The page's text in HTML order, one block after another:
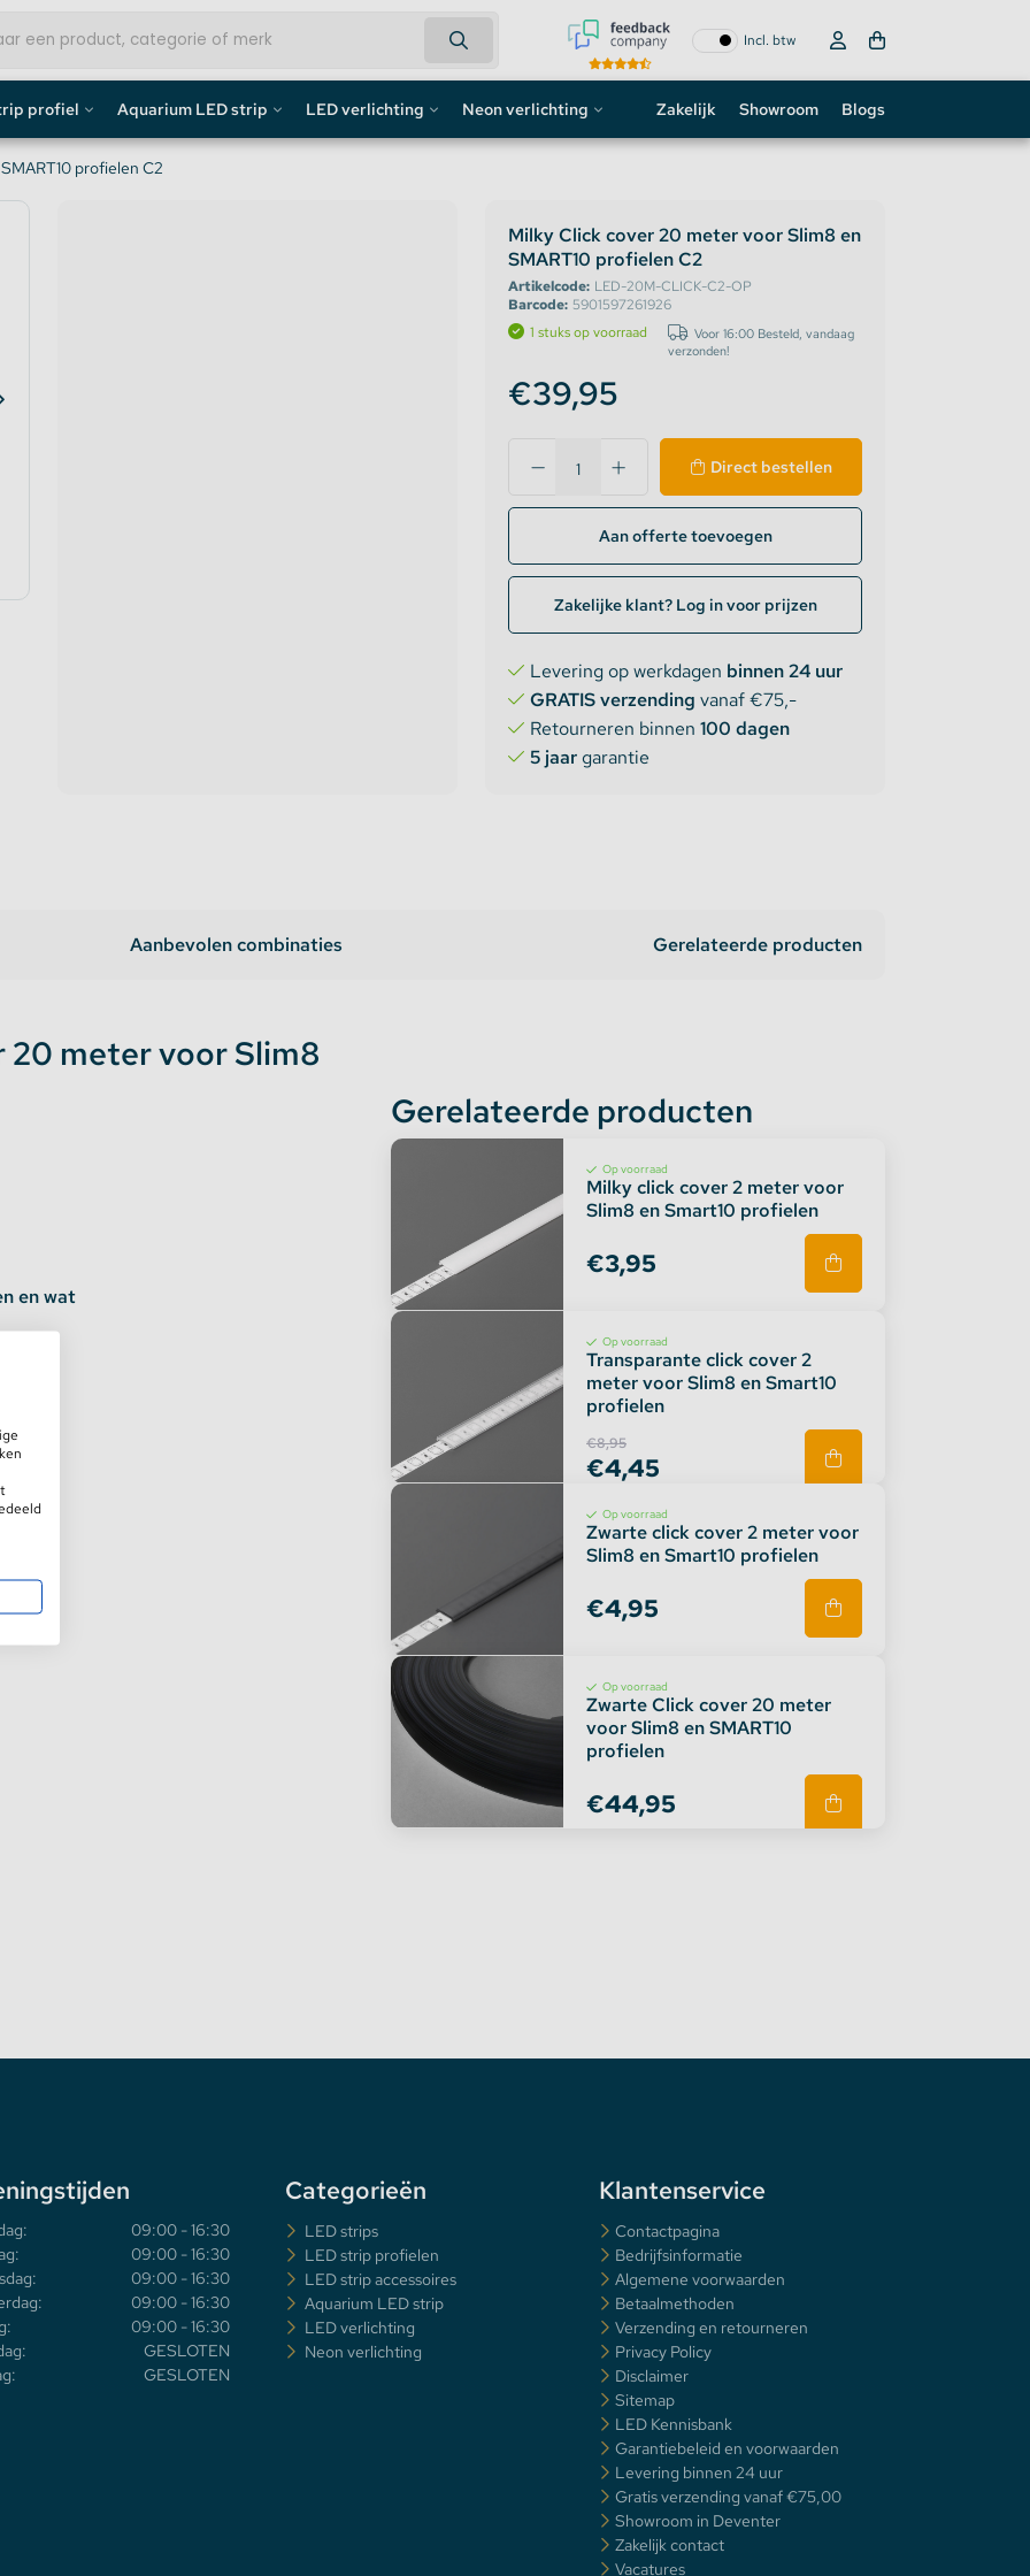
Incl. btw
profiel
/ Gipsplaten Profiel
LED Profielen
Lumines
Aquarium LED strip
Aquarium LED Strips
LED verlichting Neon verlichting
Custom neon sign
Neon LED strip
Zakelijk Showroom Blogs
profielen C2
Milky Click cover 20 meter voor Slim8 en
SMART10 profielen C2
Artikelcode: LED-20M-CLICK-C2-OP
Barcode: 5901597261926
1 stuks op voorraad
Voor 16:00 Besteld, vandaag
verzonden!
€39,95
Direct bestellen
Aan offerte toevoegen
Zakelijke klant? Log in voor prijzen
Levering op werkdagen binnen 24 uur
GRATIS verzending vanaf €75,-
Retourneren binnen 100 dagen
5 jaargarantie
Aanbevolen combinaties Gerelateerde producten
20 meter voor Slim8
en wat
Gerelateerde producten
Op voorraad
Milky click cover 2 meter voor
Slim8 en Smart10 profielen
€3,95
Op voorraad
Transparante click cover 2
meter voor Slim8 en Smart10
profielen
€8,95
€4,45
Op voorraad
Zwarte click cover 2 meter voor
Slim8 en Smart10 profielen
€4,95
Op voorraad
Zwarte Click cover 20 meter
voor Slim8 en SMART10
profielen
€44,95
09:00 - 16:30
09:00 - 16:30
09:00 - 16:30
09:00 - 16:30
09:00 - 16:30
GESLOTEN
GESLOTEN
Categorieën
LED strips
LED strip profielen
LED strip accessoires
Aquarium LED strip
LED verlichting
Neon verlichting
Klantenservice
Contactpagina
Bedrijfsinformatie
Algemene voorwaarden
Betaalmethoden
Verzending en retourneren
Privacy Policy
Disclaimer
Sitemap
LED Kennisbank
Garantiebeleid en voorwaarden
Levering binnen 24 uur
Gratis verzending vanaf €75,00
Showroom in Deventer
Zakelijk contact
Vacatures